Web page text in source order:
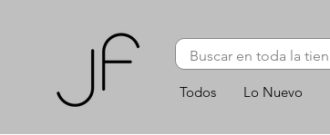
Todos Lo Nuevo